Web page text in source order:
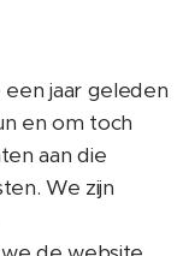
jaar geleden
en om toch
aan die
We zijn